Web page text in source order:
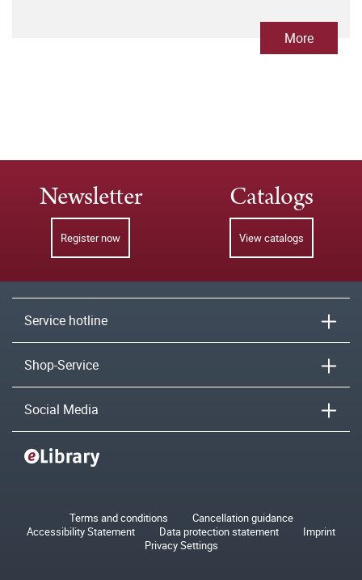
More
Newsletter
Register now
Catalogs
View catalogs
Service hotline
Shop-Service
Social Media
Terms and conditions
Cancellation guidance
Accessibility Statement
Data protection statement
Imprint
Privacy Settings